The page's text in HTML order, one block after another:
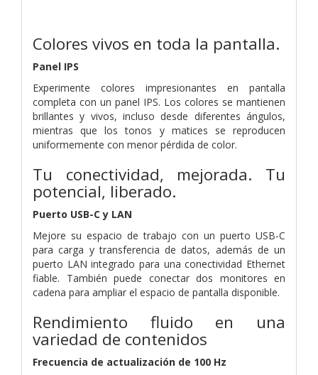
Colores vivos en toda la pantalla.
Panel IPS
Experimente colores impresionantes en pantalla
completa con un panel IPS. Los colores se mantienen
brillantes y vivos, incluso desde diferentes ángulos,
mientras que los tonos y matices se reproducen
uniformemente con menor pérdida de color.
Tu conectividad, mejorada. Tu
potencial, liberado.
Puerto USB-C y LAN
Mejore su espacio de trabajo con un puerto USB-C
para carga y transferencia de datos, además de un
puerto LAN integrado para una conectividad Ethernet
fiable. También puede conectar dos monitores en
cadena para ampliar el espacio de pantalla disponible.
Rendimiento fluido en una
variedad de contenidos
Frecuencia de actualización de 100 Hz